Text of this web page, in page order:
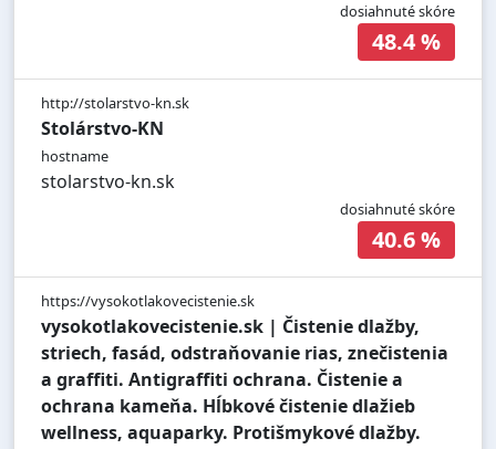
dosiahnuté skóre
48.4 %
http://stolarstvo-kn.sk
Stolárstvo-KN
hostname
stolarstvo-kn.sk
dosiahnuté skóre
40.6 %
https://vysokotlakovecistenie.sk
vysokotlakovecistenie.sk | Čistenie dlažby,
striech, fasád, odstraňovanie rias, znečistenia
a graffiti. Antigraffiti ochrana. Čistenie a
ochrana kameňa. Hĺbkové čistenie dlažieb
wellness, aquaparky. Protišmykové dlažby.